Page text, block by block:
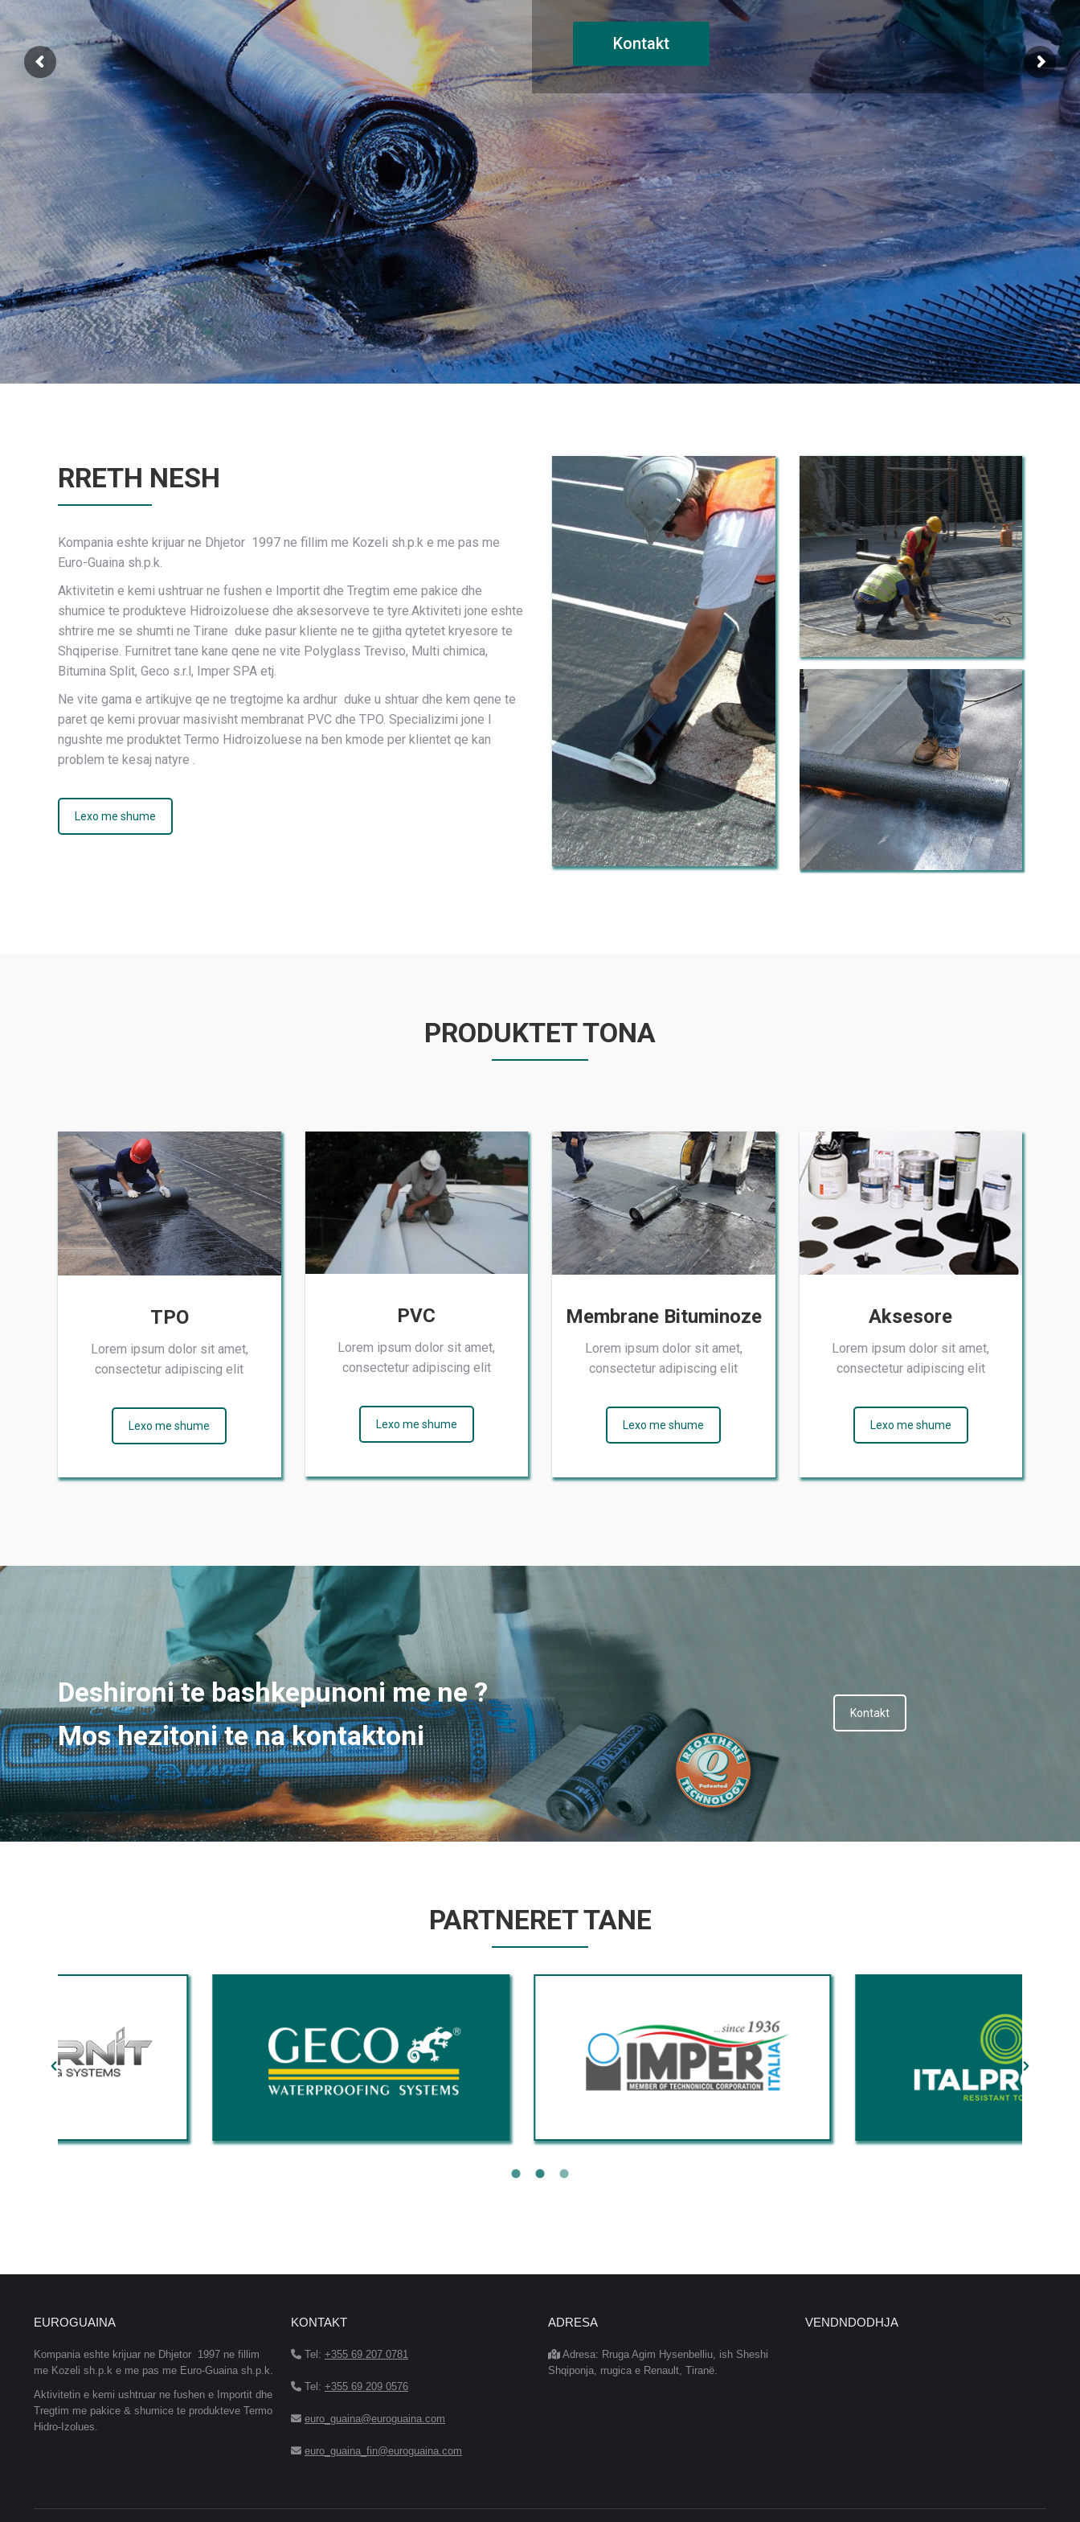
Kontakt
RRETH NESH
Kompania eshte krijuar ne Dhjetor 1997 ne fillim me Kozeli sh.p.k e me pas me
Euro-Guaina sh.p.k.
Aktivitetin e kemi ushtruar ne fushen e Importit dhe Tregtim eme pakice dhe
shumice te produkteve Hidroizoluese dhe aksesorveve te tyre.Aktiviteti jone eshte
shtrire me se shumti ne Tirane duke pasur kliente ne te gjitha qytetet kryesore te
Shqiperise. Furnitret tane kane qene ne vite Polyglass Treviso, Multi chimica,
Bitumina Split, Geco s.r.l, Imper SPA etj.
Ne vite gama e artikujve qe ne tregtojme ka ardhur duke u shtuar dhe kem qene te
paret qe kemi provuar masivisht membranat PVC dhe TPO. Specializimi jone I
ngushte me produktet Termo Hidroizoluese na ben kmode per klientet qe kan
problem te kesaj natyre .
Lexo me shume
PRODUKTET TONA
TPO
Lorem ipsum dolor sit amet,
consectetur adipiscing elit
Lexo me shume
PVC
Lorem ipsum dolor sit amet,
consectetur adipiscing elit
Lexo me shume
Membrane Bituminoze
Lorem ipsum dolor sit amet,
consectetur adipiscing elit
Lexo me shume
Aksesore
Lorem ipsum dolor sit amet,
consectetur adipiscing elit
Lexo me shume
Deshironi te bashkepunoni me ne ?
Mos hezitoni te na kontaktoni
Kontakt
PARTNERET TANE
EUROGUAINA
Kompania eshte krijuar ne Dhjetor 1997 ne fillim
me Kozeli sh.p.k e me pas me Euro-Guaina sh.p.k.
Aktivitetin e kemi ushtruar ne fushen e Importit dhe
Tregtim me pakice & shumice te produkteve Termo
Hidro-Izolues.
KONTAKT
Tel: +355 69 207 0781
Tel: +355 69 209 0576
euro_guaina@euroguaina.com
euro_guaina_fin@euroguaina.com
ADRESA
Adresa: Rruga Agim Hysenbelliu, ish Sheshi
Shqiponja, rrugica e Renault, Tiranë.
VENDNDODHJA